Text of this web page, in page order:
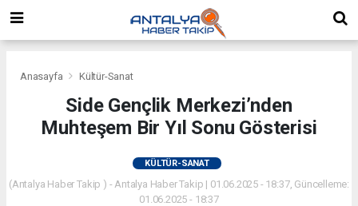
Anasayfa Kültür-Sanat
Side Gençlik Merkezi’nden
Muhteşem Bir Yıl Sonu Gösterisi
KÜLTÜR-SANAT
(Antalya Haber Takip ) - Antalya Haber Takip | 01.06.2025 - 18:37, Güncelleme:
01.06.2025 - 18:37